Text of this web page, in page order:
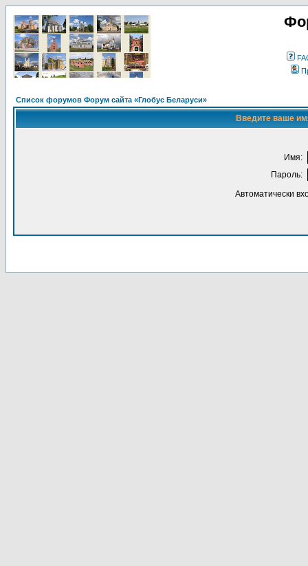
Список форумов Форум сайта «Глобус Беларуси»
Введите ваше
Имя:
Пароль:
Автоматически